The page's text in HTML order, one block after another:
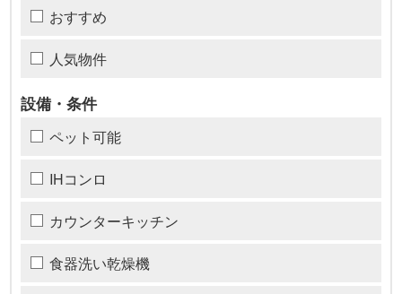
おすすめ
人気物件
設備・条件
ペット可能
IHコンロ
カウンターキッチン
食器洗い乾燥機